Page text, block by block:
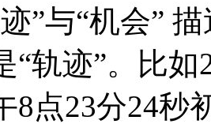
”与“机会”
“轨迹”。比
8点23分24秒